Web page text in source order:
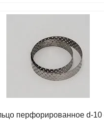
перфорированное d-10